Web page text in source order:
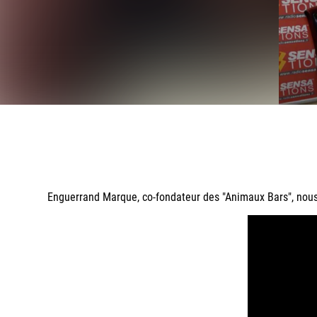
Enguerrand Marque, co-fondateur des "Animaux Bars",